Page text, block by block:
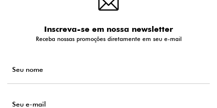
Inscreva-se em nossa newsletter
Receba nossas promoções diretamente em seu e-mail